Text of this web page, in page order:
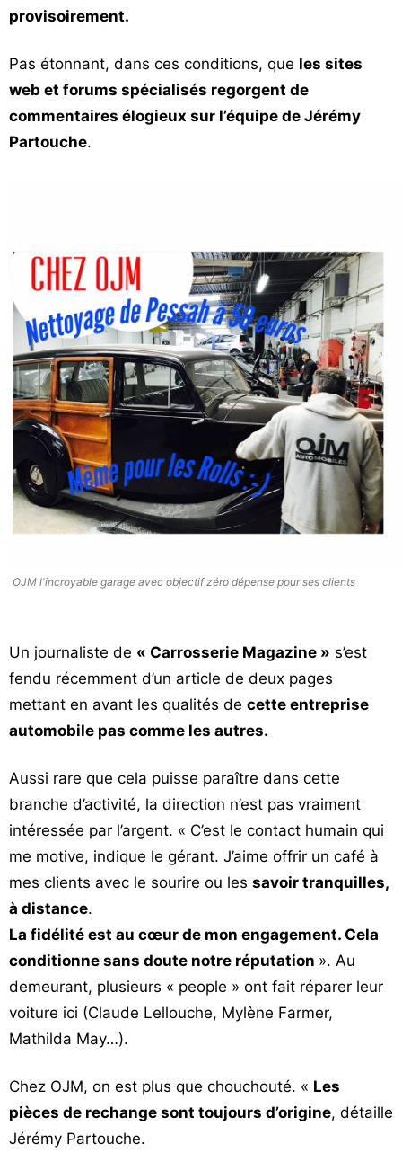
provisoirement.
Pas étonnant, dans ces conditions, que les sites
web et forums spécialisés regorgent de
commentaires élogieux sur l’équipe de Jérémy
Partouche.
OJM l'incroyable garage avec objectif zéro dépense pour ses clients
Un journaliste de « Carrosserie Magazine » s’est
fendu récemment d’un article de deux pages
mettant en avant les qualités de cette entreprise
automobile pas comme les autres.
Aussi rare que cela puisse paraître dans cette
branche d’activité, la direction n’est pas vraiment
intéressée par l’argent. « C’est le contact humain qui
me motive, indique le gérant. J’aime offrir un café à
mes clients avec le sourire ou les savoir tranquilles,
à distance.
La fidélité est au cœur de mon engagement. Cela
conditionne sans doute notre réputation ». Au
demeurant, plusieurs « people » ont fait réparer leur
voiture ici (Claude Lellouche, Mylène Farmer,
Mathilda May…).
Chez OJM, on est plus que chouchouté. « Les
pièces de rechange sont toujours d’origine, détaille
Jérémy Partouche.